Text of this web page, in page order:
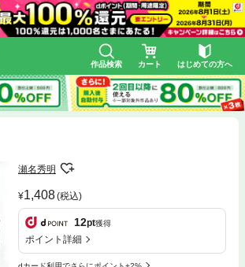
作品検索 カート はじめての方へ
瀬名秀明
1,408(税込)
12pt獲得
ポイント詳細